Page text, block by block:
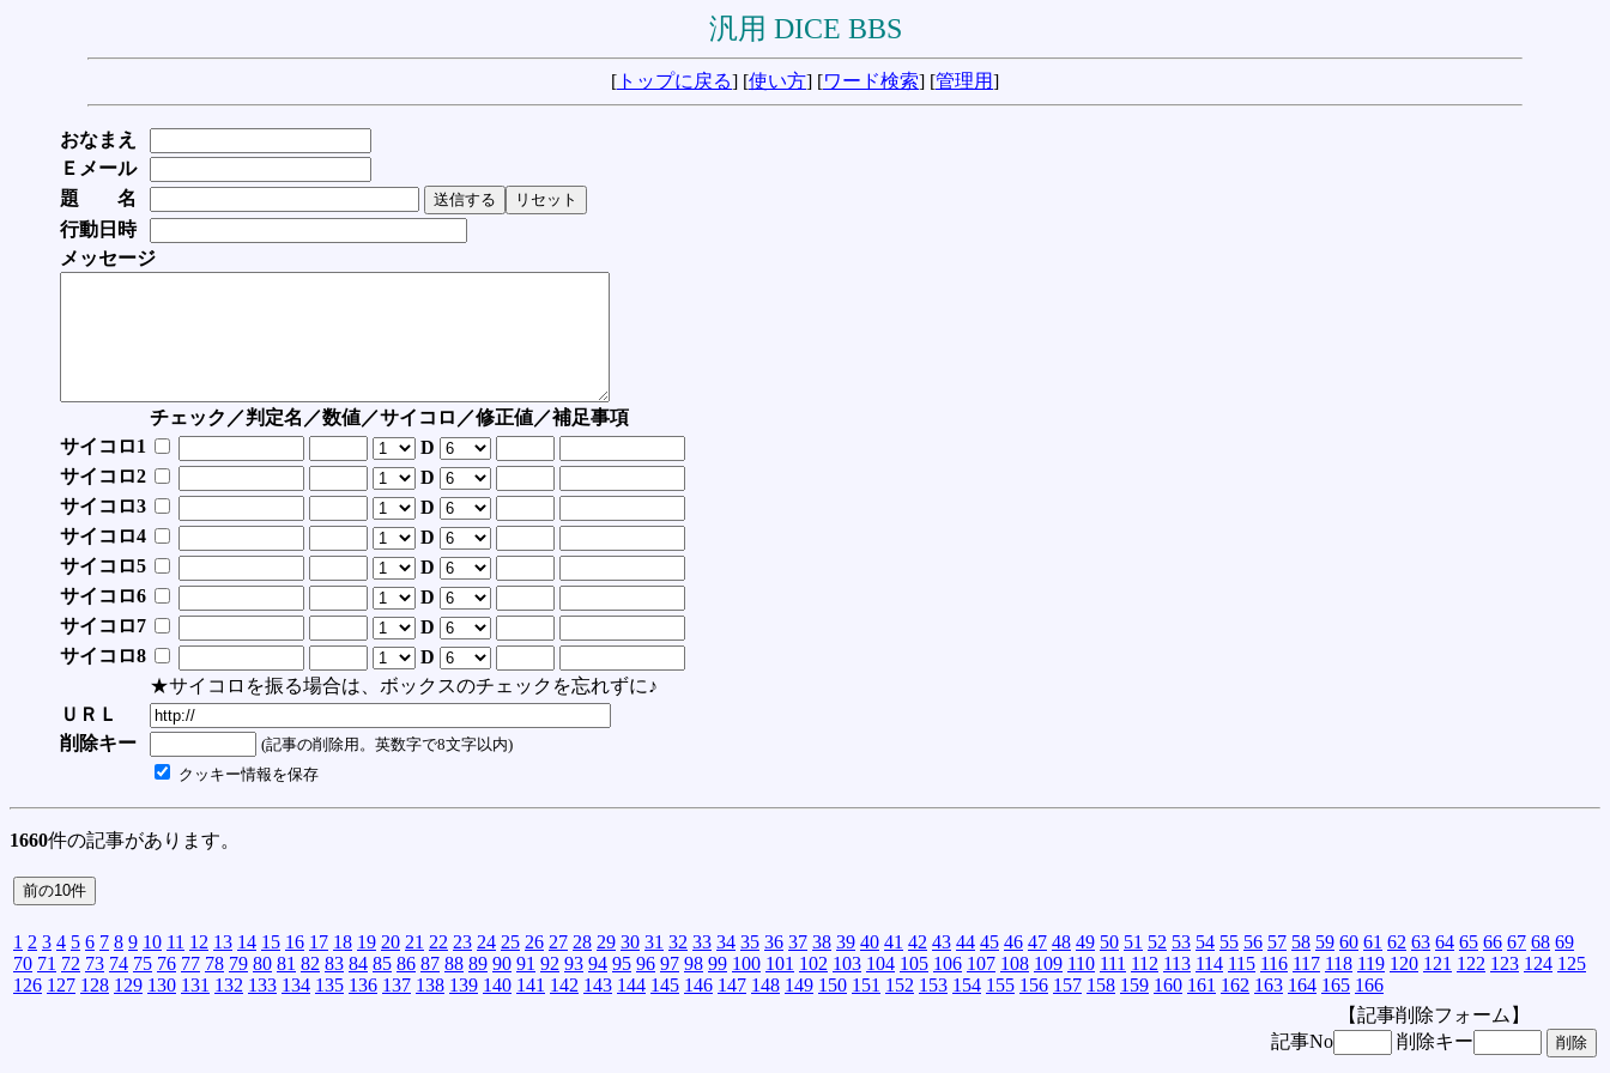
汎用 DICE BBS
[ トップに戻る] [使い方] [ワード検索] [管理用]
おなまえ
Ｅメール
題 名
行動日時
メッセージ
チェック／判定名／数値／サイコロ／修正値／補足事項
サイコロ1
D
サイコロ2
D
サイコロ3
D
サイコロ4
D
サイコロ5
D
サイコロ6
D
サイコロ7
D
サイコロ8
D
★サイコロを振る場合は、ボックスのチェックを忘れずに♪
ＵＲＬ
削除キー
(記事の削除用。英数字で8文字以内)
クッキー情報を保存
1660件の記事があります。
1 2 3 4 5 6 7 8 9 10 11 12 13 14 15 16 17 18 19 20 21 22 23 24 25 26 27 28 29 30 31 32 33 34 35 36 37 38 39 40 41 42 43 44 45 46 47 48 49 50 51 52 53 54 55 56 57 58 59 60 61 62 63 64 65 66 67 68 69
70 71 72 73 74 75 76 77 78 79 80 81 82 83 84 85 86 87 88 89 90 91 92 93 94 95 96 97 98 99 100 101 102 103 104 105 106 107 108 109 110 111 112 113 114 115 116 117 118 119 120 121 122 123 124 125
126 127 128 129 130 131 132 133 134 135 136 137 138 139 140 141 142 143 144 145 146 147 148 149 150 151 152 153 154 155 156 157 158 159 160 161 162 163 164 165 166
【記事削除フォーム】
記事No
削除キー